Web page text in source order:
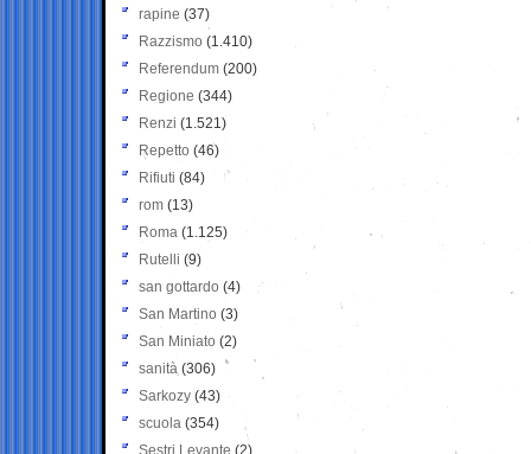
rapine (37)
Razzismo (1.410)
Referendum (200)
Regione (344)
Renzi (1.521)
Repetto (46)
Rifiuti (84)
rom (13)
Roma (1.125)
Rutelli (9)
san gottardo (4)
San Martino (3)
San Miniato (2)
sanità (306)
Sarkozy (43)
scuola (354)
Sestri Levante (2)